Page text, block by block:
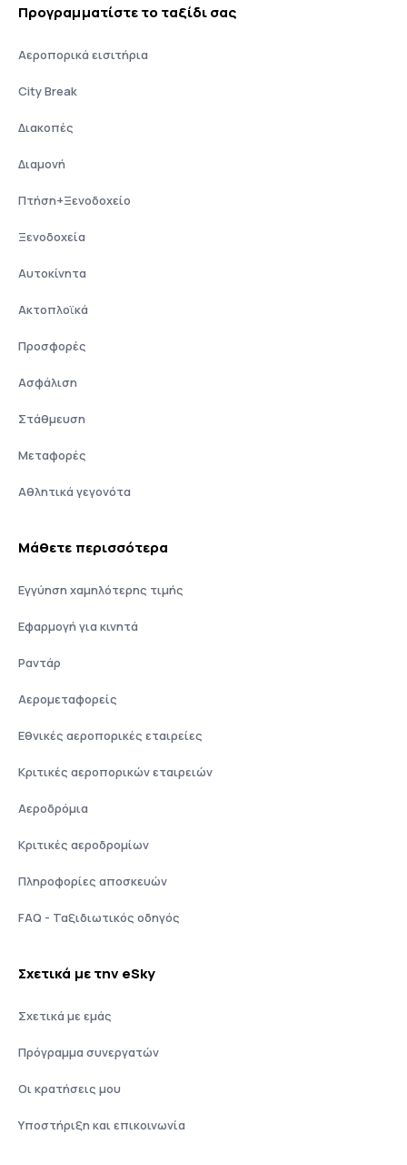
Προγραμματίστε το ταξίδι σας
Αεροπορικά εισιτήρια
City Break
Διακοπές
Διαμονή
Πτήση+Ξενοδοχείο
Ξενοδοχεία
Αυτοκίνητα
Ακτοπλοϊκά
Προσφορές
Ασφάλιση
Στάθμευση
Μεταφορές
Αθλητικά γεγονότα
Μάθετε περισσότερα
Εγγύηση χαμηλότερης τιμής
Εφαρμογή για κινητά
Ραντάρ
Αερομεταφορείς
Εθνικές αεροπορικές εταιρείες
Κριτικές αεροπορικών εταιρειών
Αεροδρόμια
Κριτικές αεροδρομίων
Πληροφορίες αποσκευών
FAQ - Ταξιδιωτικός οδηγός
Σχετικά με την eSky
Σχετικά με εμάς
Πρόγραμμα συνεργατών
Οι κρατήσεις μου
Υποστήριξη και επικοινωνία